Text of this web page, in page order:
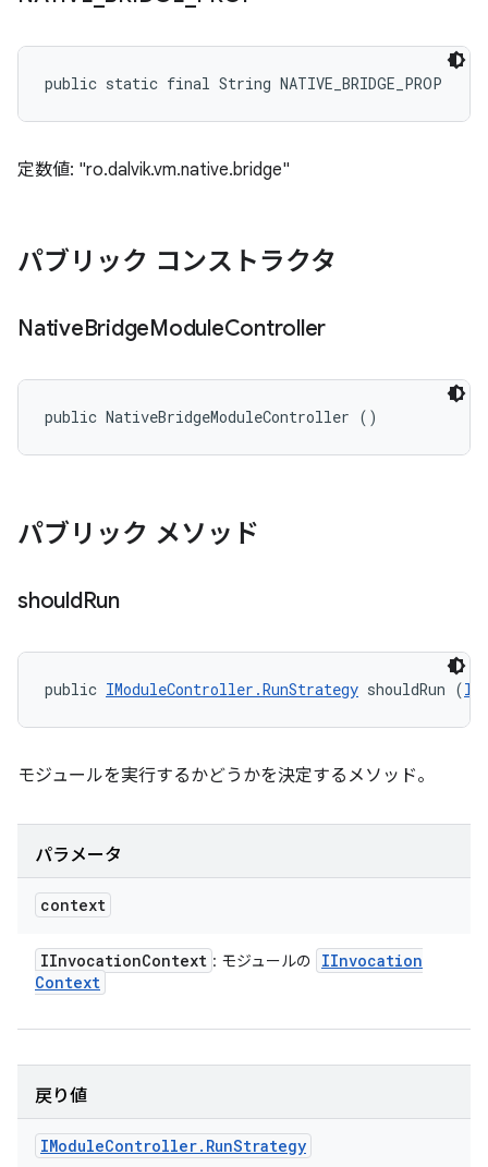
public static final String NATIVE_BRIDGE_PROP
定数値: "ro.dalvik.vm.native.bridge"
パブリック コンストラクタ
NativeBridgeModuleController
public NativeBridgeModuleController ()
パブリック メソッド
shouldRun
public IModuleController.RunStrategy shouldRun (
モジュールを実行するかどうかを決定するメソッド。
パラメータ
context
IInvocationContext : モジュールの
IInvocation
Context
戻り値
IModuleController. RunStrategy